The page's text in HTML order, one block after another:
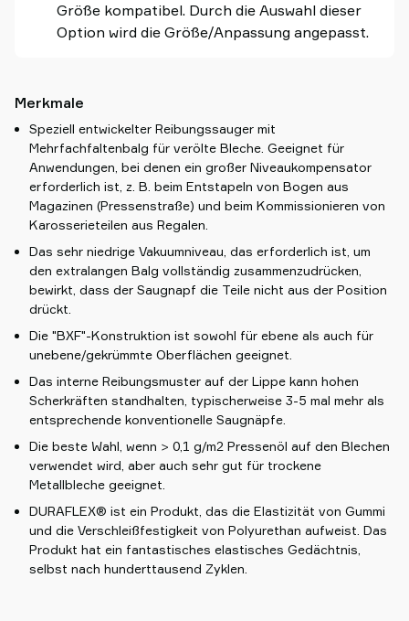
Größe kompatibel. Durch die Auswahl dieser
Option wird die Größe/Anpassung angepasst.
Merkmale
Speziell entwickelter Reibungssauger mit
Mehrfachfaltenbalg für verölte Bleche. Geeignet für
Anwendungen, bei denen ein großer Niveaukompensator
erforderlich ist, z. B. beim Entstapeln von Bogen aus
Magazinen (Pressenstraße) und beim Kommissionieren von
Karosserieteilen aus Regalen.
Das sehr niedrige Vakuumniveau, das erforderlich ist, um
den extralangen Balg vollständig zusammenzudrücken,
bewirkt, dass der Saugnapf die Teile nicht aus der Position
drückt.
Die "BXF"-Konstruktion ist sowohl für ebene als auch für
unebene/gekrümmte Oberflächen geeignet.
Das interne Reibungsmuster auf der Lippe kann hohen
Scherkräften standhalten, typischerweise 3-5 mal mehr als
entsprechende konventionelle Saugnäpfe.
Die beste Wahl, wenn > 0,1 g/m2 Pressenöl auf den Blechen
verwendet wird, aber auch sehr gut für trockene
Metallbleche geeignet.
DURAFLEX® ist ein Produkt, das die Elastizität von Gummi
und die Verschleißfestigkeit von Polyurethan aufweist. Das
Produkt hat ein fantastisches elastisches Gedächtnis,
selbst nach hunderttausend Zyklen.